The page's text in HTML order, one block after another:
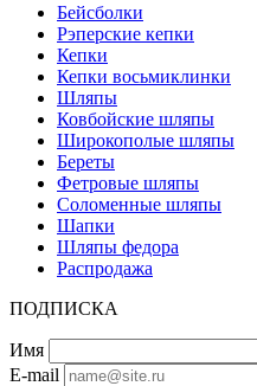
Бейсболки
Рэперские кепки
Кепки
Кепки восьмиклинки
Шляпы
Ковбойские шляпы
Широкополые шляпы
Береты
Фетровые шляпы
Соломенные шляпы
Шапки
Шляпы федора
Распродажа
ПОДПИСКА
Имя
E-mail